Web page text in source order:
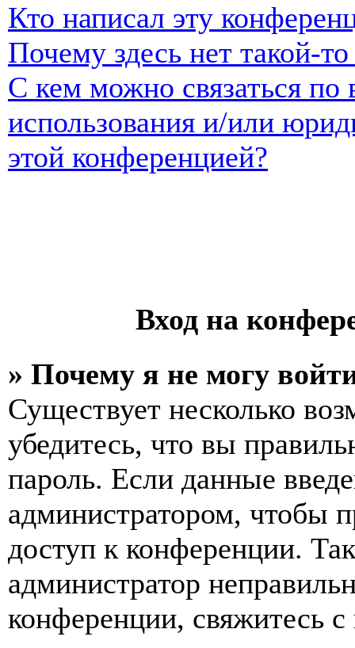
Кто написал эту
Почему здесь нет такой-
С кем можно связаться по
использования и/или
этой конференцией?
Вход на
» Почему я не могу
Существует несколько
убедитесь, что вы
пароль. Если данные
администратором, чтобы
доступ к конференции.
администратор
конференции, свяжитесь